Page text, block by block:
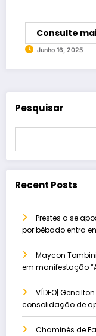
Consulte
Junho 16, 2025
Pesquisar
Recent Posts
Prestes a se
por bêbado entra
Maycon
em manifestação
VÍDEO|
consolidação de
Chaminés de